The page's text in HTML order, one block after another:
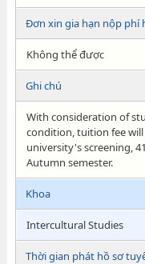
Đơn xin gia hạn nộp phí
Không thể được
Ghi chú
With consideration of
condition, tuition fee
university's screening,
Autumn semester.
Khoa
Intercultural Studies
Thời gian phát hồ sơ